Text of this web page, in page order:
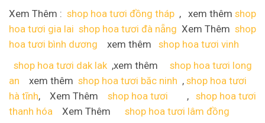
Xem Thêm : shop hoa tươi đồng tháp , xem thêm shop
hoa tươi gia lai shop hoa tươi đà nẵng Xem Thêm shop
hoa tươi bình dương xem thêm
shop hoa tươi vinh
shop hoa tươi dak lak ,xem thêm shop hoa tươi long
an xem thêm shop hoa tươi băc ninh , shop hoa tươi
hà tĩnh, Xem Thêm shop hoa tươi , shop hoa tươi
thanh hóa
Xem Thêm shop hoa tươi lâm đồng